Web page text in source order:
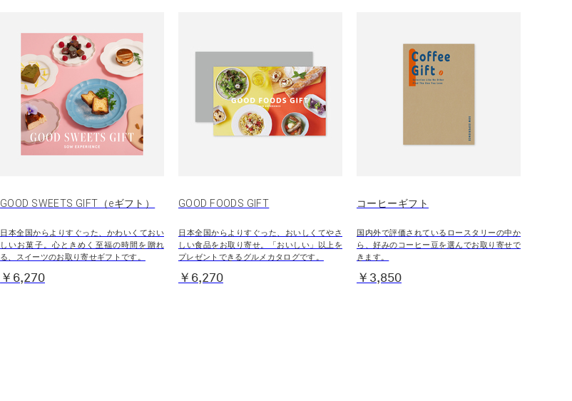
GOOD SWEETS GIFT（eギフト）
日本全国からよりすぐった、かわいくておい
しいお菓子。心ときめく至福の時間を贈れ
る、スイーツのお取り寄せギフトです。
￥6,270
GOOD FOODS GIFT
日本全国からよりすぐった、おいしくてやさ
しい食品をお取り寄せ。「おいしい」以上を
プレゼントできるグルメカタログです。
￥6,270
コーヒーギフト
国内外で評価されているロースタリーの中か
ら、好みのコーヒー豆を選んでお取り寄せで
きます。
￥3,850